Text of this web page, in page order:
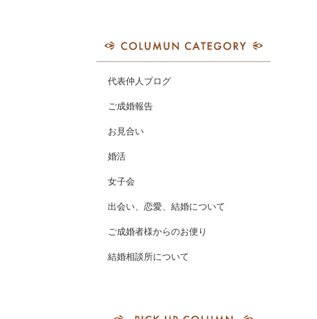
代表仲人ブログ
ご成婚報告
お見合い
婚活
女子会
出会い、恋愛、結婚について
ご成婚者様からのお便り
結婚相談所について